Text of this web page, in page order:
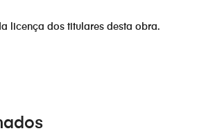
licença dos titulares desta obra.